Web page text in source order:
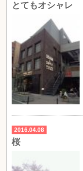
とてもオシャレ
2016.04.08
桜